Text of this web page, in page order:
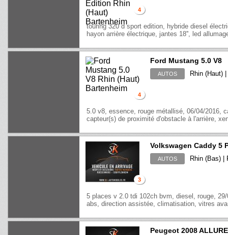
4
touring 320 d sport edition, hybride diesel
hayon arrière électrique, jantes 18'', led
4
Ford Mustang 5.0 V8
AUTOS Rhin (Haut)
5.0 v8, essence, rouge métallisé, 06/04/2016,
capteur(s) de proximité d'obstacle à l'arrière,
3
Volkswagen Caddy 5
AUTOS Rhin (Bas)
5 places v 2.0 tdi 102ch bvm, diesel, rouge,
abs, direction assistée, climatisation, vitres
Peugeot 2008